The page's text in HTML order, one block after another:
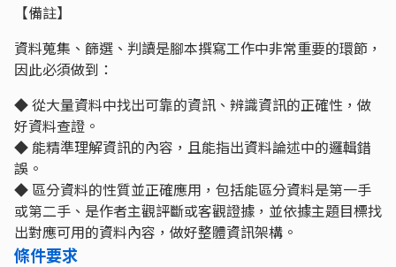
【備註】
資料蒐集、篩選、判讀是腳本撰寫工作中非常重要的環節，
因此必須做到：
◆ 從大量資料中找出可靠的資訊、辨識資訊的正確性，做
好資料查證。
◆ 能精準理解資訊的內容，且能指出資料論述中的邏輯錯
誤。
◆ 區分資料的性質並正確應用，包括能區分資料是第一手
或第二手、是作者主觀評斷或客觀證據，並依據主題目標找
出對應可用的資料內容，做好整體資訊架構。
條件要求